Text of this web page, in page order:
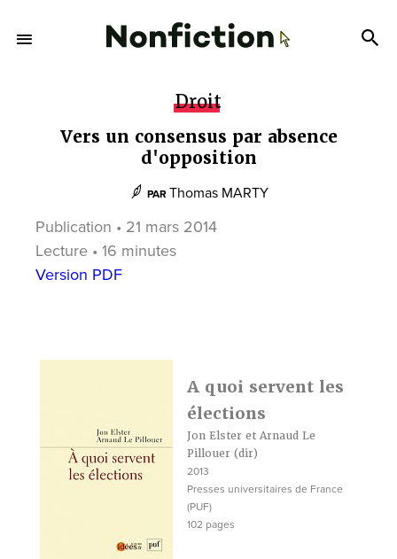
Droit
Vers un consensus par absence
d'opposition
PAR Thomas MARTY
Publication • 21 mars 2014
Lecture • 16 minutes
Version PDF
A quoi servent les
élections
Jon Elster et Arnaud Le
Pillouer (dir)
2013
Presses universitaires de France
(PUF)
102 pages